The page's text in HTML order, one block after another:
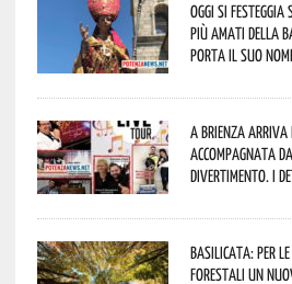
Oggi si festeggia
più amati della
porta il suo
A Brienza
accompagnata
divertimento. I
Basilicata: per
forestali un